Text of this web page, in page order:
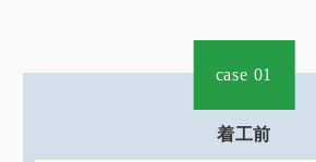
case 01
着工前